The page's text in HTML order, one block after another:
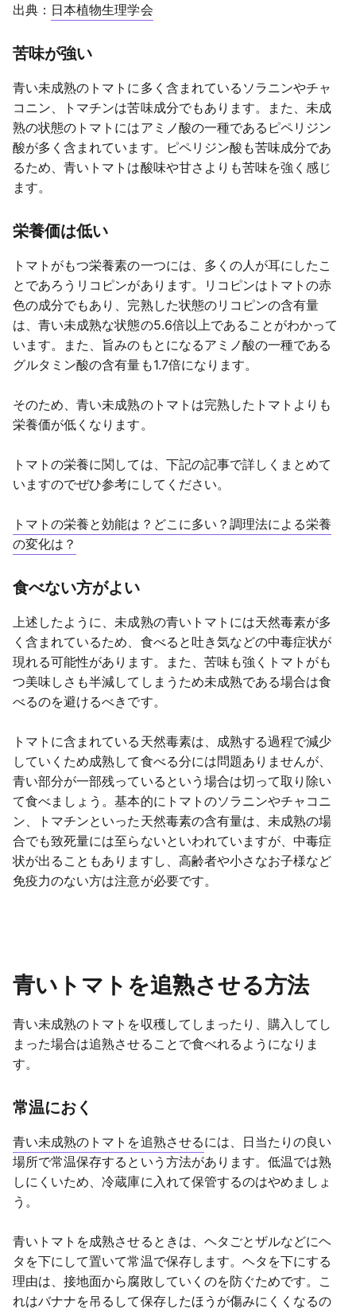
出典： 日本植物生理学会
苦味が強い
青い未成熟のトマトに多く含まれているソラニンやチャ
コニン、トマチンは苦味成分でもあります。また、未成
熟の状態のトマトにはアミノ酸の一種であるピペリジン
酸が多く含まれています。ピペリジン酸も苦味成分であ
るため、青いトマトは酸味や甘さよりも苦味を強く感じ
ます。
栄養価は低い
トマトがもつ栄養素の一つには、多くの人が耳にしたこ
とであろうリコピンがあります。リコピンはトマトの赤
色の成分でもあり、完熟した状態のリコピンの含有量
は、青い未成熟な状態の5.6倍以上であることがわかって
います。また、旨みのもとになるアミノ酸の一種である
グルタミン酸の含有量も1.7倍になります。
そのため、青い未成熟のトマトは完熟したトマトよりも
栄養価が低くなります。
トマトの栄養に関しては、下記の記事で詳しくまとめて
いますのでぜひ参考にしてください。
トマトの栄養と効能は？どこに多い？調理法による栄養
の変化は？
食べない方がよい
上述したように、未成熟の青いトマトには天然毒素が多
く含まれているため、食べると吐き気などの中毒症状が
現れる可能性があります。また、苦味も強くトマトがも
つ美味しさも半減してしまうため未成熟である場合は食
べるのを避けるべきです。
トマトに含まれている天然毒素は、成熟する過程で減少
していくため成熟して食べる分には問題ありませんが、
青い部分が一部残っているという場合は切って取り除い
て食べましょう。基本的にトマトのソラニンやチャコニ
ン、トマチンといった天然毒素の含有量は、未成熟の場
合でも致死量には至らないといわれていますが、中毒症
状が出ることもありますし、高齢者や小さなお子様など
免疫力のない方は注意が必要です。
青いトマトを追熟させる方法
青い未成熟のトマトを収穫してしまったり、購入してし
まった場合は追熟させることで食べれるようになりま
す。
常温におく
青い未成熟のトマトを追熟させるには、日当たりの良い
場所で常温保存するという方法があります。低温では熟
しにくいため、冷蔵庫に入れて保管するのはやめましょ
う。
青いトマトを成熟させるときは、ヘタごとザルなどにヘ
タを下にして置いて常温で保存します。ヘタを下にする
理由は、接地面から腐敗していくのを防ぐためです。こ
れはバナナを吊るして保存したほうが傷みにくくなるの